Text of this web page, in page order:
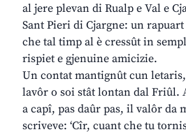
al jere plevan di Rualp e Val e
Sant Pieri di Cjargne: un
che tal timp al è cressût in
rispiet e gjenuine amicizie.
Un contat mantignût cun
lavôr o soi stât lontan dal Friûl.
a capî, pas daûr pas, il valôr da
scriveve: ‘Cîr, cuant che tu